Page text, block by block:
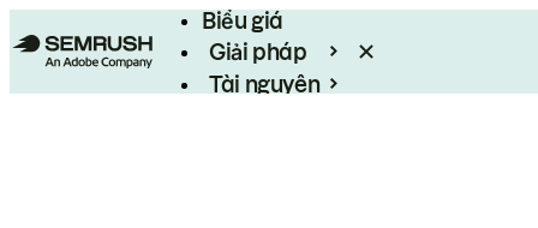
Biểu giá
Giải pháp
Tài nguyên